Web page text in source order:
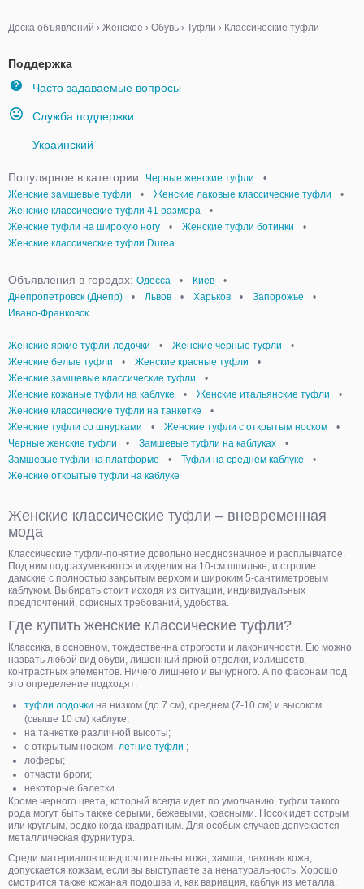
Доска объявлений › Женское › Обувь › Туфли › Классические туфли
Поддержка
Часто задаваемые вопросы
Служба поддержки
Украинский
Популярное в категории: Черные женские туфли
•
Женские замшевые туфли
• Женские лаковые классические туфли
•
Женские классические туфли 41 размера
•
Женские туфли на широкую ногу
• Женские туфли ботинки
•
Женские классические туфли Durea
Объявления в городах: Одесса • Киев
•
Днепропетровск (Днепр)
• Львов • Харьков • Запорожье
•
Ивано-Франковск
Женские яркие туфли-лодочки • Женские черные туфли
•
Женские белые туфли
• Женские красные туфли
•
Женские замшевые классические туфли
•
Женские кожаные туфли на каблуке
• Женские итальянские туфли
•
Женские классические туфли на танкетке
•
Женские туфли со шнурками
• Женские туфли с открытым носком
•
Черные женские туфли
• Замшевые туфли на каблуках
•
Замшевые туфли на платформе
• Туфли на среднем каблуке
•
Женские открытые туфли на каблуке
Женские классические туфли – вневременная
мода
Классические туфли-понятие довольно неоднозначное и расплывчатое.
Под ним подразумеваются и изделия на 10-см шпильке, и строгие
дамские с полностью закрытым верхом и широким 5-сантиметровым
каблуком. Выбирать стоит исходя из ситуации, индивидуальных
предпочтений, офисных требований, удобства.
Где купить женские классические туфли?
Классика, в основном, тождественна строгости и лаконичности. Ею можно
назвать любой вид обуви, лишенный яркой отделки, излишеств,
контрастных элементов. Ничего лишнего и вычурного. А по фасонам под
это определение подходят:
туфли лодочки на низком (до 7 см), среднем (7-10 см) и высоком
(свыше 10 см) каблуке;
на танкетке различной высоты;
с открытым носком- летние туфли ;
лоферы;
отчасти броги;
некоторые балетки.
Кроме черного цвета, который всегда идет по умолчанию, туфли такого
рода могут быть также серыми, бежевыми, красными. Носок идет острым
или круглым, редко когда квадратным. Для особых случаев допускается
металлическая фурнитура.
Среди материалов предпочтительны кожа, замша, лаковая кожа,
допускается кожзам, если вы выступаете за ненатуральность. Хорошо
смотрится также кожаная подошва и, как вариация, каблук из металла.